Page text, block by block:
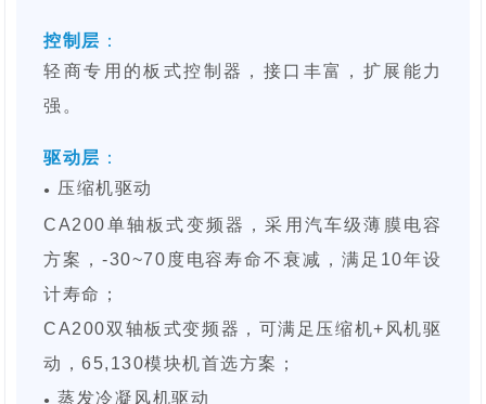
控制层 ：
轻商专用的板式控制器，接口丰富，扩展能力
强。
驱动层 ：
●
压缩机驱动
CA200单轴板式变频器，采用汽车级薄膜电容
方案，-30~70度电容寿命不衰减，满足10年设
计寿命；
CA200双轴板式变频器，可满足压缩机+风机驱
动，65,130模块机首选方案；
● 蒸发冷凝风机驱动